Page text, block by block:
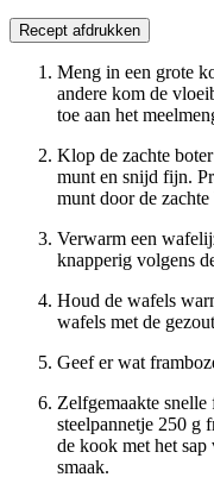
Recept afdrukken
Meng in een grote
andere kom de
toe aan het
Klop de zachte
munt en snijd fijn.
munt door de zachte
Verwarm een
knapperig volgens
Houd de wafels
wafels met de
Geef er wat
Zelfgemaakte snelle
steelpannetje 250 g
de kook met het
smaak.